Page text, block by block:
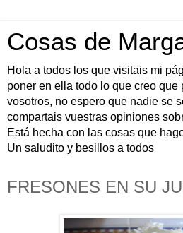
Cosas de
Hola a todos los que visitais mi
poner en ella todo lo que creo que
vosotros, no espero que nadie se
compartais vuestras opiniones
Está hecha con las cosas que
Un saludito y besillos a todos
FRESONES EN SU